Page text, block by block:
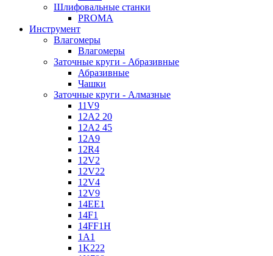
Шлифовальные станки
PROMA
Инструмент
Влагомеры
Влагомеры
Заточные круги - Абразивные
Абразивные
Чашки
Заточные круги - Алмазные
11V9
12A2 20
12A2 45
12A9
12R4
12V2
12V22
12V4
12V9
14EE1
14F1
14FF1H
1A1
1K222